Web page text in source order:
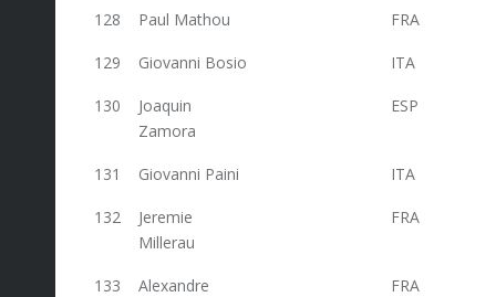
128 Paul Mathou FRA
129 Giovanni Bosio ITA
130
Joaquin
Zamora
ESP
131 Giovanni Paini ITA
132
Jeremie
Millerau
FRA
133
Alexandre
FRA